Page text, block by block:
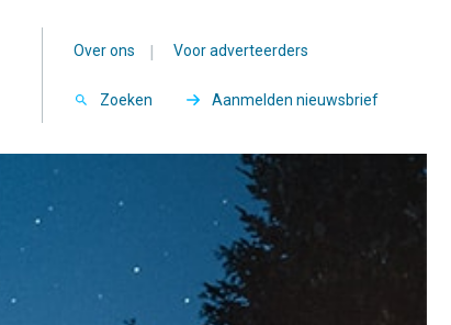
Over ons | Voor adverteerders
Zoeken Aanmelden nieuwsbrief